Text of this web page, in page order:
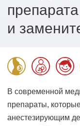
и
В современной
препараты,
анестезирующим